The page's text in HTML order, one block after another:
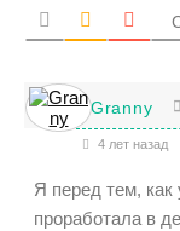
Granny
4 лет назад
Я перед тем,
проработала в